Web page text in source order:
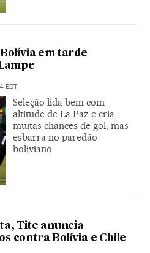
em tarde
EDT
Seleção lida bem com
altitude de La Paz e cria
muitas chances de gol, mas
esbarra no paredão
boliviano
Tite anuncia
contra Bolívia e Chile